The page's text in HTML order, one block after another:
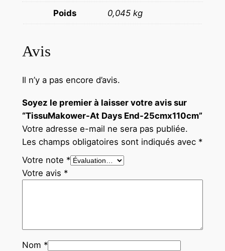
Poids 0,045 kg
Avis
Il n’y a pas encore d’avis.
Soyez le premier à laisser votre avis sur
“TissuMakower-At Days End-25cmx110cm”
Votre adresse e-mail ne sera pas publiée.
Les champs obligatoires sont indiqués avec *
Votre note *
Votre avis *
Nom *